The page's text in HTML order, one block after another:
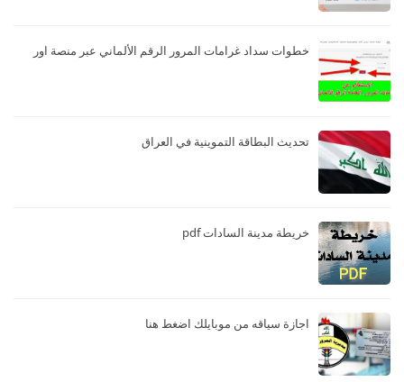
خطوات سداد غرامات المرور الرقم الألماني عبر منصة اور
تحديث البطاقة التموينية في العراق
خريطة مدينة السادات pdf
اجازة سياقه من موبايلك اضغط هنا